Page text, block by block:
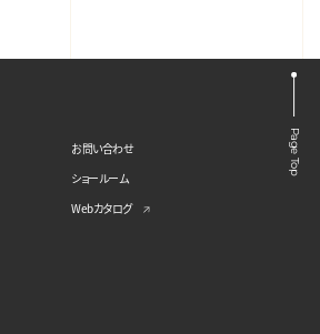
Page Top
お問い合わせ
ショールーム
Webカタログ